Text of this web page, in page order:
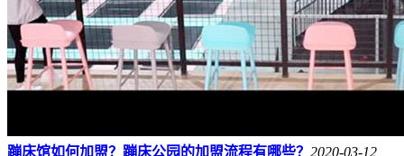
蹦床馆如何加盟？蹦床公园的加盟流程有哪些？ 2020-03-12